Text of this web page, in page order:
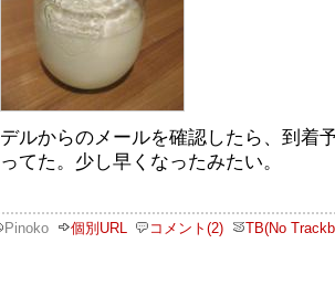
デルからのメールを確認したら、到着
ってた。少し早くなったみたい。
Pinoko 個別URL コメント(2) TB(No